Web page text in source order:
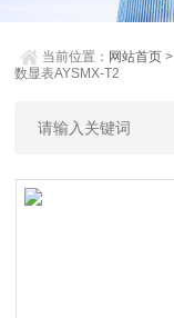
当前位置： 网站首页 >
数显表AYSMX-T2